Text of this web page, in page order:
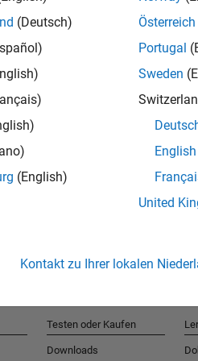
(Deutsch)
(English)
Österreich
Portugal
Sweden
English
United
Kontakt zu Ihrer lokalen
Testen oder Kaufen
Downloads